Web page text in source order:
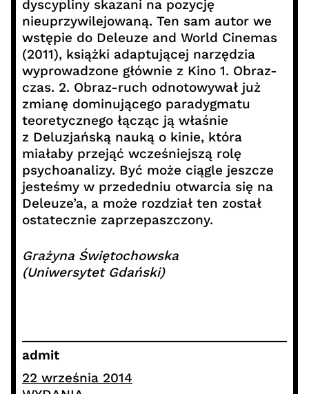
dyscypliny skazani na pozycję
nieuprzywilejowaną. Ten sam autor we
wstępie do Deleuze and World Cinemas
(2011), książki adaptującej narzędzia
wyprowadzone głównie z Kino 1. Obraz-
czas. 2. Obraz-ruch odnotowywał już
zmianę dominującego paradygmatu
teoretycznego łącząc ją właśnie
z Deluzjańską nauką o kinie, która
miałaby przejąć wcześniejszą rolę
psychoanalizy. Być może ciągle jeszcze
jesteśmy w przededniu otwarcia się na
Deleuze’a, a może rozdział ten został
ostatecznie zaprzepaszczony.
Grażyna Świętochowska
(Uniwersytet Gdański)
admit
22 września 2014